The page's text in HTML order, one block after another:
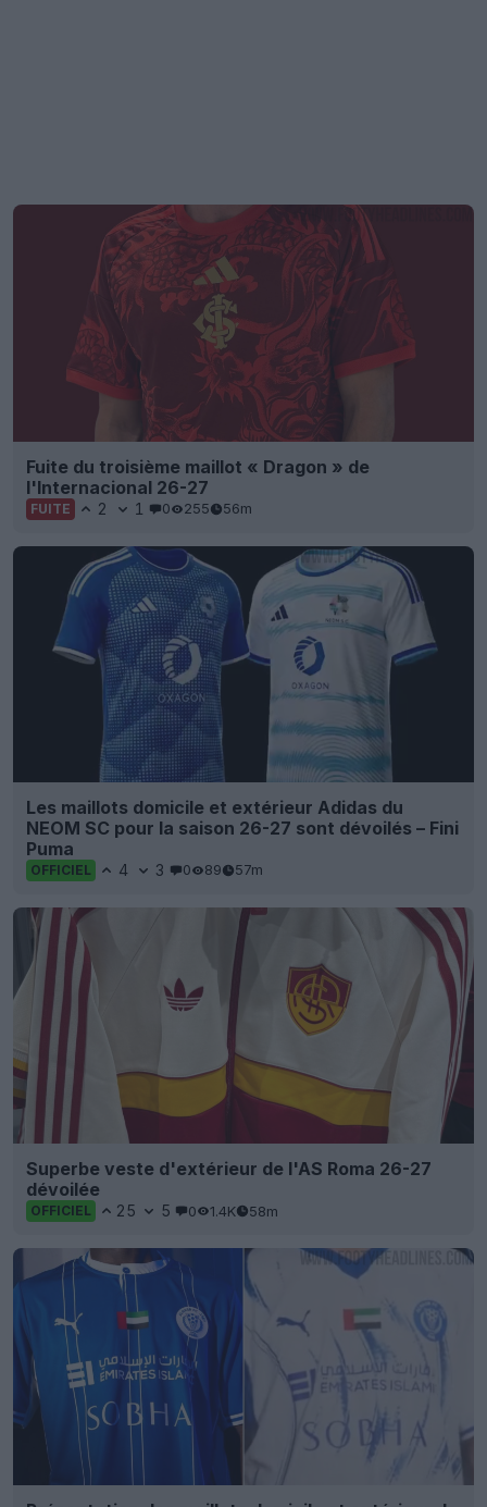
Fuite du troisième maillot « Dragon » de
l'Internacional 26-27
FUITE 2 1 0 255 56m
Les maillots domicile et extérieur Adidas du
NEOM SC pour la saison 26-27 sont dévoilés – Fini
Puma
OFFICIEL 4 3 0 89 57m
Superbe veste d'extérieur de l'AS Roma 26-27
dévoilée
OFFICIEL 25 5 0 1.4K 58m